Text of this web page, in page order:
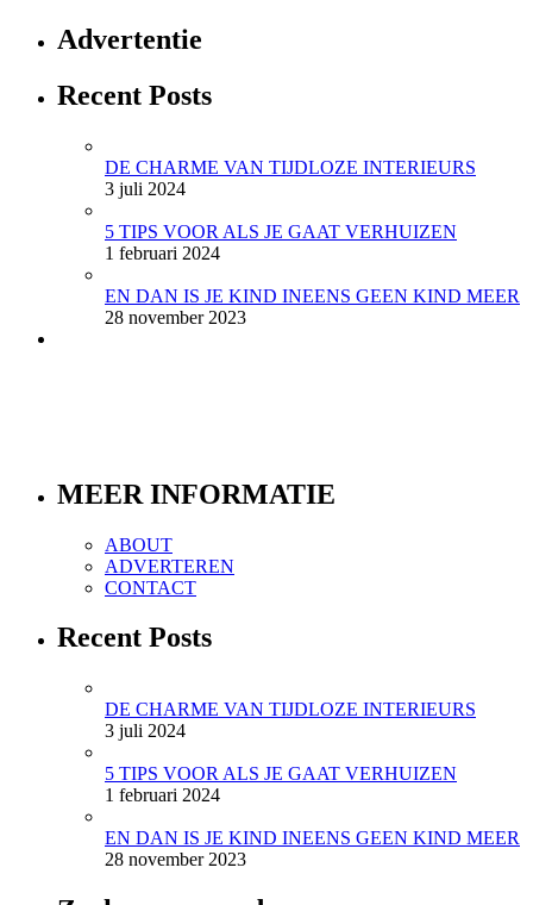
Advertentie
Recent Posts
DE CHARME VAN TIJDLOZE INTERIEURS
3 juli 2024
5 TIPS VOOR ALS JE GAAT VERHUIZEN
1 februari 2024
EN DAN IS JE KIND INEENS GEEN KIND MEER
28 november 2023
MEER INFORMATIE
ABOUT
ADVERTEREN
CONTACT
Recent Posts
DE CHARME VAN TIJDLOZE INTERIEURS
3 juli 2024
5 TIPS VOOR ALS JE GAAT VERHUIZEN
1 februari 2024
EN DAN IS JE KIND INEENS GEEN KIND MEER
28 november 2023